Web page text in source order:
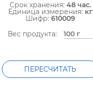
Срок хранения: 48 час.
Единица измерения: к
Шифр: 610009
ес продукта:
ПЕРЕСЧИТАТЬ